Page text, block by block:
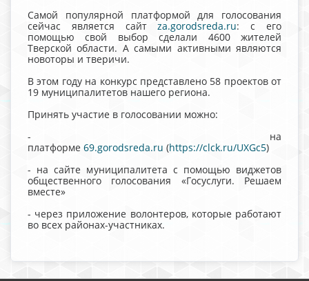
Самой популярной платформой для голосования
сейчас является сайтza.gorodsreda.ru: с его
помощью свой выбор сделали 4600 жителей
Тверской области. А самыми активными являются
новоторы и тверичи.
В этом году на конкурс представлено 58 проектов от
19 муниципалитетов нашего региона.
Принять участие в голосовании можно:
- на
платформе 69.gorodsreda.ru (https://clck.ru/UXGc5)
- на сайте муниципалитета с помощью виджетов
общественного голосования «Госуслуги. Решаем
вместе»
- через приложение волонтеров, которые работают
во всех районах-участниках.